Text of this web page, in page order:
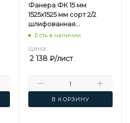
Фанера ФК 15 мм
1525х1525 мм сорт 2/2
шлифованная
березовая
Есть в наличии
Цена:
2 138₽/лист
В КОРЗИНУ